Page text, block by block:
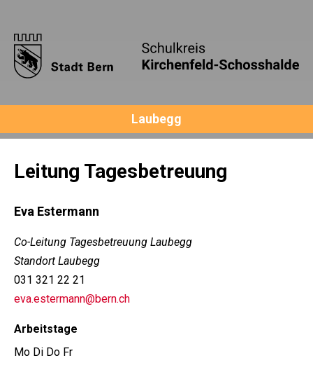
Laubegg
Leitung Tagesbetreuung
Eva Estermann
Co-Leitung Tagesbetreuung Laubegg
Standort Laubegg
031 321 22 21
eva.estermann@bern.ch
Arbeitstage
Mo Di Do Fr